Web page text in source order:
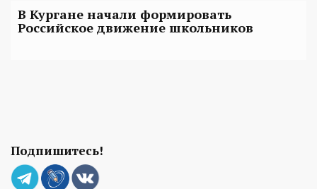
В Кургане начали формировать
Российское движение школьников
Подпишитесь!